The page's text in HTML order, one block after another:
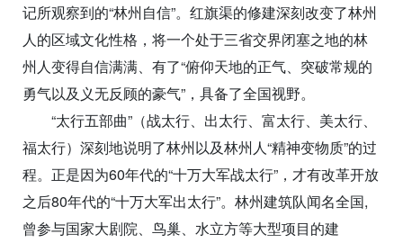
记所观察到的“林州自信”。红旗渠的修建深刻改变了林州
人的区域文化性格，将一个处于三省交界闭塞之地的林
州人变得自信满满、有了“俯仰天地的正气、突破常规的
勇气以及义无反顾的豪气”，具备了全国视野。
“太行五部曲”（战太行、出太行、富太行、美太行、
福太行）深刻地说明了林州以及林州人“精神变物质”的过
程。正是因为60年代的“十万大军战太行”，才有改革开放
之后80年代的“十万大军出太行”。林州建筑队闻名全国,
曾参与国家大剧院、鸟巢、水立方等大型项目的建